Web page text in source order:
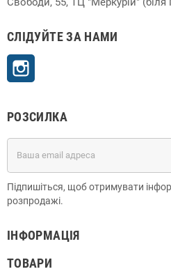
СЛІДУЙТЕ ЗА НАМИ
РОЗСИЛКА
Підпишіться, щоб отримувати
розпродажі.
ІНФОРМАЦІЯ
ТОВАРИ